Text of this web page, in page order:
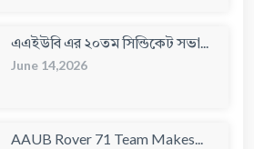
এএইউবি এর ২০তম সিন্ডিকেট সভা...
June 14,2026
AAUB Rover 71 Team Makes...